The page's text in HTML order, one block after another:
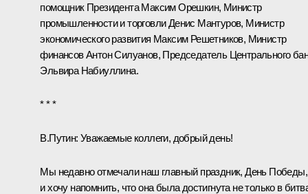
помощник ПрезидентаМаксим Орешкин, Министр
промышленности и торговлиДенис Мантуров, Министр
экономического развития Максим Решетников, Министр
финансовАнтон Силуанов, Председатель Центрального
Эльвира Набиуллина.
* * *
В.Путин: Уважаемые коллеги, добрый день!
Мы недавно отмечали наш главный праздник, День Победы,
и хочу напомнить, что она была достигнута не только в